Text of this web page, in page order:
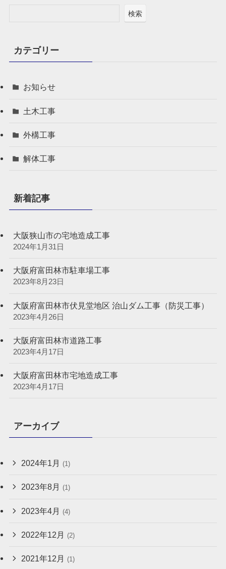
検索
カテゴリー
お知らせ
土木工事
外構工事
解体工事
新着記事
大阪狭山市の宅地造成工事
2024年1月31日
大阪府富田林市駐車場工事
2023年8月23日
大阪府富田林市伏見堂地区 治山ダム工事（防災工事）
2023年4月26日
大阪府富田林市道路工事
2023年4月17日
大阪府富田林市宅地造成工事
2023年4月17日
アーカイブ
2024年1月 (1)
2023年8月 (1)
2023年4月 (4)
2022年12月 (2)
2021年12月 (1)